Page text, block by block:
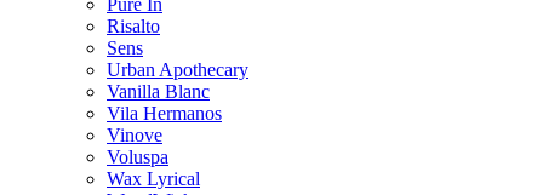
Pure In
Risalto
Sens
Urban Apothecary
Vanilla Blanc
Vila Hermanos
Vinove
Voluspa
Wax Lyrical